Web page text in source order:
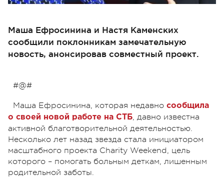
Маша Ефросинина и Настя Каменских
сообщили поклонникам замечательную
новость, анонсировав совместный проект.
#@#
Маша Ефросинина, которая недавно сообщила
о своей новой работе на СТБ, давно известна
активной благотворительной деятельностью.
Несколько лет назад звезда стала инициатором
масштабного проекта Charity Weekend, цель
которого – помогать больным деткам, лишенным
родительной заботы.